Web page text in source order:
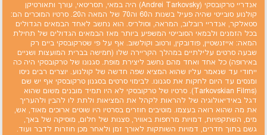
אנדריי טרקובסקי (Andrei Tarkovsky) היה במאי, תסריטאי, עורך ותאורטיקן
קולנוע סובייטי שהיה פעיל בשנות ה60 וה70 של המאה ה20. סרטיו המוכרים הם:
סטאלקר, אנדריי רובלוב, המראה, וסולריס. הוא נחשב לאחד הבמאים הגדולים
בכל הזמנים ולבמאי הסובייטי המשפיע ביותר מאז הבמאים הגדולים של תחילת
המאה: אייזנשטיין, פודובקין, ורטוב וקולשוב. אף על פי שטרקובסקי ביים רק
שבעה סרטים עלילתיים במהלך הקריירה שלו (חמישה בברית המועצות ושניים
באירופה) כל אחד ואחד מהם נחשב ליצירת מופת. סגנונו של טרקובסקי היה כה
ייחודי עד שנאמר עליו שהוא המציא שפה חדשה של קולנוע. יוצרים רבים ניסו
ומנסים עד היום לחקות את סגנונו. לבימוי סרטים בסגנון טרקובסקי אף יש שם
(Tarkovskian Films). סרטיו של טרקובסקי לא היו תמיד מובנים משום שהוא
דגל באידיאולוגיה של להראות לקהל את המציאות ולתת לו להבין ולהעריך
את מה שהוא רואה בעצמו. מוטיבים חוזרים בסרטיו היו שוטים ארוכים מאוד, אש,
מים, השתקפויות, דמויות מרחפות באוויר, סצנות של חלום, מוסיקה של באך,
גשם בתוך חדרים, דמויות השותקות לאורך זמן ולאחר מכן חוזרות לדבר ועוד.